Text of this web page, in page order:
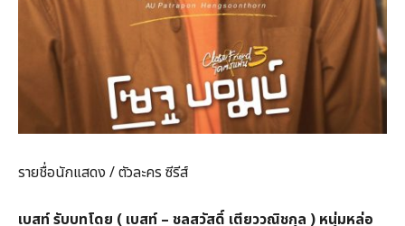
รายชื่อนักแสดง / ตัวละคร ซีรีส์
เบสท์ รับบทโดย ( เบสท์ – ชลสวัสดิ์ เตียววณิชกุล ) หนุ่มหล่อ